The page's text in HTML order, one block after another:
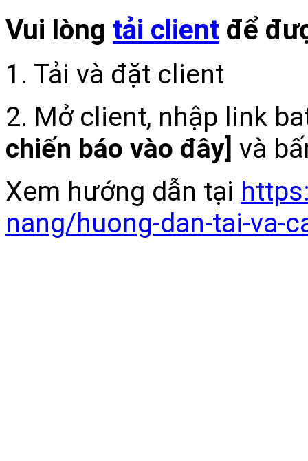
Vui lòng tải client để
1. Tải và đặt client
2. Mở client, nhập link
chiến báo vào đây] và
Xem hướng dẫn tại
nang/huong-dan-tai-va-